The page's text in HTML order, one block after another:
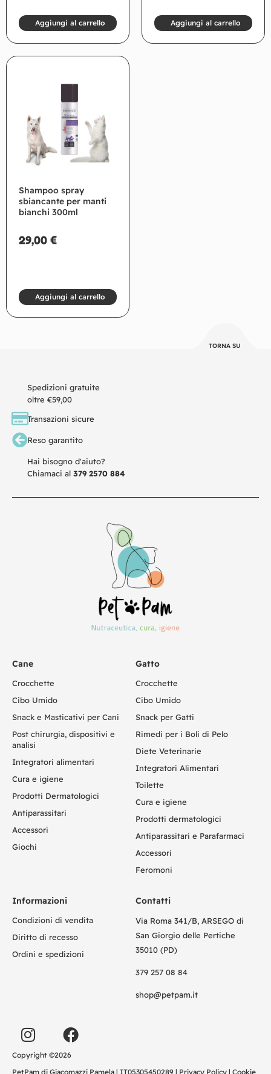
Aggiungi al carrello Aggiungi al carrello
Shampoo spray
sbiancante per manti
bianchi 300ml
29,00 €
Aggiungi al carrello
TORNA SU
Spedizioni gratuite
oltre €59,00
Transazioni sicure
Reso garantito
Hai bisogno d'aiuto?
Chiamaci al 379 2570 884
Cane
Crocchette
Cibo Umido
Snack e Masticativi per Cani
Post chirurgia, dispositivi e
analisi
Integratori alimentari
Cura e igiene
Prodotti Dermatologici
Antiparassitari
Accessori
Giochi
Gatto
Crocchette
Cibo Umido
Snack per Gatti
Rimedi per i Boli di Pelo
Diete Veterinarie
Integratori Alimentari
Toilette
Cura e igiene
Prodotti dermatologici
Antiparassitari e Parafarmaci
Accessori
Feromoni
Informazioni
Condizioni di vendita
Diritto di recesso
Ordini e spedizioni
Contatti
Via Roma 341/B, ARSEGO di
San Giorgio delle Pertiche
35010 (PD)
379 257 08 84
shop@petpam.it
Copyright ©2026
PetPam di Giacomazzi Pamela | IT05305450289 | Privacy Policy | Cookie